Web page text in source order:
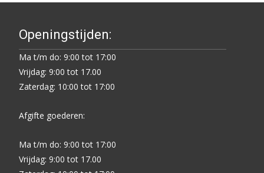
Openingstijden:
Ma t/m do: 9:00 tot 17:00
Vrijdag: 9:00 tot 17.00
Zaterdag: 10:00 tot 17:00
Afgifte goederen:
Ma t/m do: 9:00 tot 17:00
Vrijdag: 9:00 tot 17.00